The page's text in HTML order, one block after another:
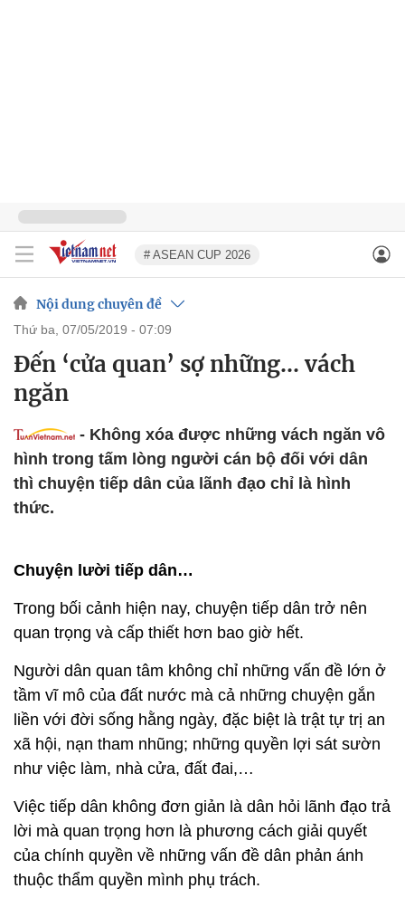
# ASEAN CUP 2026
Nội dung chuyên đề
thứ ba, 07/05/2019 - 07:09
Đến ‘cửa quan’ sợ những… vách
ngăn
- Không xóa được những vách ngăn vô
hình trong tấm lòng người cán bộ đối với dân
thì chuyện tiếp dân của lãnh đạo chỉ là hình
thức.
Chuyện lười tiếp dân…
Trong bối cảnh hiện nay, chuyện tiếp dân trở nên
quan trọng và cấp thiết hơn bao giờ hết.
Người dân quan tâm không chỉ những vấn đề lớn ở
tầm vĩ mô của đất nước mà cả những chuyện gắn
liền với đời sống hằng ngày, đặc biệt là trật tự trị an
xã hội, nạn tham nhũng; những quyền lợi sát sườn
như việc làm, nhà cửa, đất đai,…
Việc tiếp dân không đơn giản là dân hỏi lãnh đạo trả
lời mà quan trọng hơn là phương cách giải quyết
của chính quyền về những vấn đề dân phản ánh
thuộc thẩm quyền mình phụ trách.